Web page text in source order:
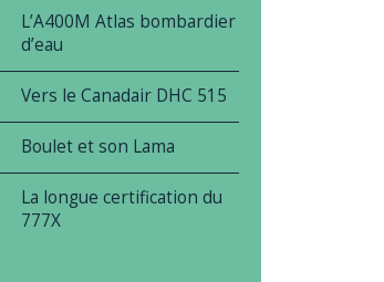
L’A400M Atlas bombardier
d’eau
Vers le Canadair DHC 515
Boulet et son Lama
La longue certification du
777X